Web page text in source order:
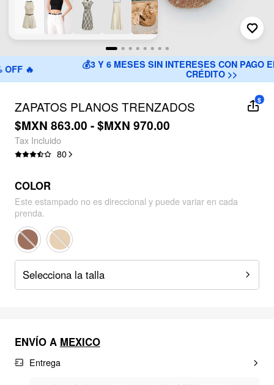
💰3 Y 6 MESES SIN INTERESES CON PAGO EN TARJETAS
ZAPATOS PLANOS TRENZADOS
$MXN 863.00 - $MXN 970.00
Tax Incluido
80
$
COLOR
Este estampado no es direccional y puede variar en cada
prenda.
Selecciona la talla
ENVÍO A MEXICO
Entrega